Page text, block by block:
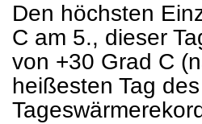
Den höchsten
C am 5., dieser
von +30 Grad C
heißesten Tag